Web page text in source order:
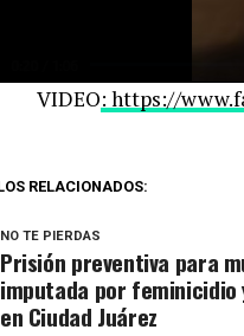
VIDEO: https://
RELACIONADOS:
NO TE PIERDAS
Prisión preventiva para
imputada por feminicidio
en Ciudad Juárez